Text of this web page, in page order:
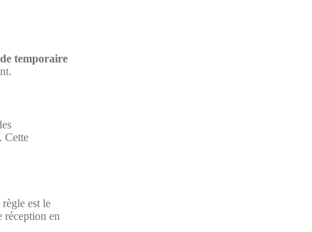
temporaire
Cette
est le
réception en